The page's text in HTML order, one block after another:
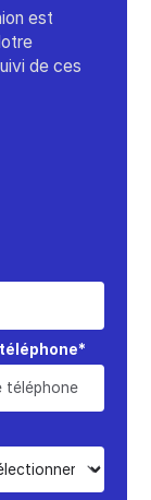
est
de ces